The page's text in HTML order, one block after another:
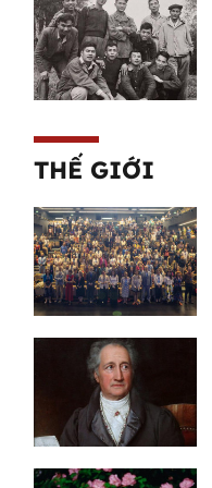
THẾ GIỚI